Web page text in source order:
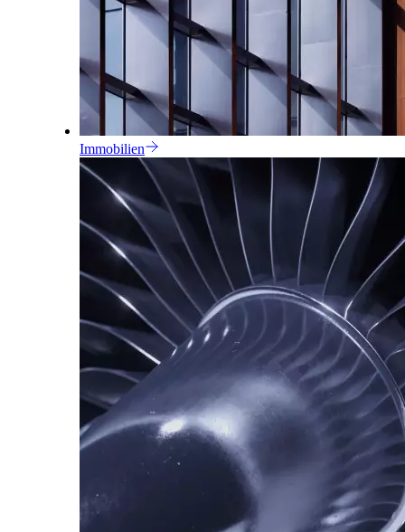
Immobilien